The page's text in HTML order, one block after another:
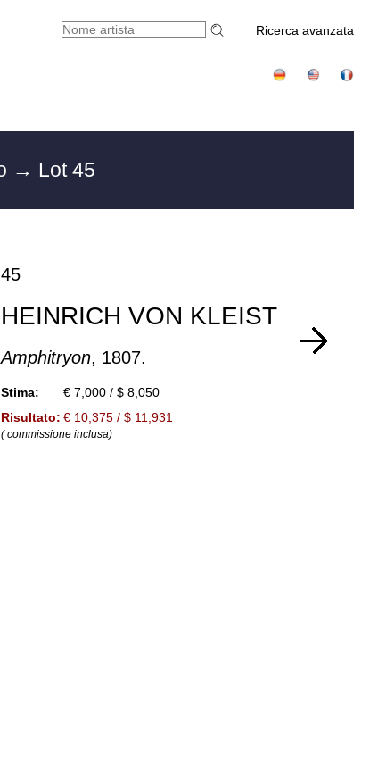
Ricerca avanzata
→ Lot 45
45
HEINRICH VON KLEIST
Amphitryon, 1807.
Stima:
€ 7,000 / $ 8,050
Risultato: € 10,375 / $ 11,931
( commissione inclusa)